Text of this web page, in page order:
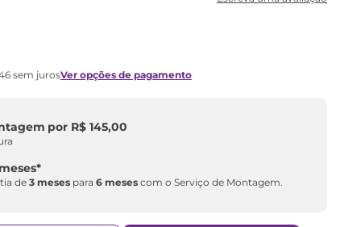
sem jurosVer opções de pagamento
por R$ 145,00
*
de3 meses para6 meses com o Serviço de Montagem.